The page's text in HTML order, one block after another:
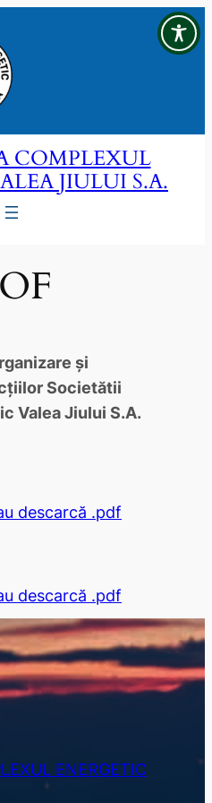
COMPLEXUL
JIULUI S.A.
și
Societătii
Valea Jiului S.A.
descarcă .pdf
descarcă .pdf
ENERGETIC